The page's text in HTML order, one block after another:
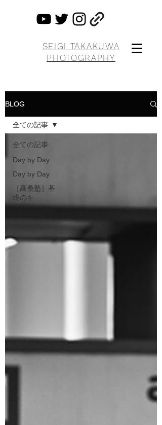
SEIGI TAKAKUWA
PHOTOGRAPHY
BLOG
全ての記事
Day by Day
Day by Day
［髙桑塾］基
礎のキ
全ての記事